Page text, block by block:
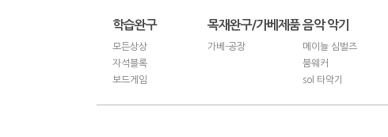
학습완구
모든상상
자석블록
보드게임
목재완구/가베제품
가베-공장
음악 악기
메이늘 심벌즈
붐웨커
sol 타악기